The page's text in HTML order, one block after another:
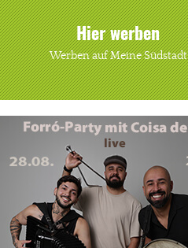
Hier werben
Werben auf Meine Südstadt